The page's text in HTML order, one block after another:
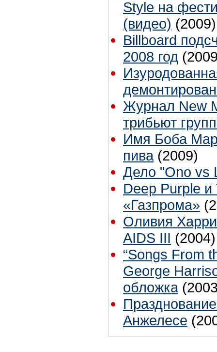
Style на
(видео) (2009)
Billboard
2008 год
Журнал New
трибьют
Имя Боба
пива (2009)
Дело "Ono vs
Deep Purple
«Газпрома»
Оливия
AIDS III (2004)
“Songs From
George
обложка
Анжелесе